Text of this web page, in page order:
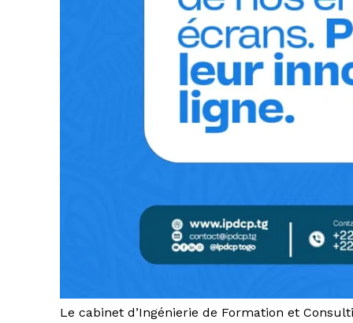
Le cabinet d’Ingénierie de Formation et